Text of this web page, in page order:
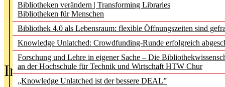
Bibliotheken verändern | Transforming Libraries
Bibliotheken für Menschen
Bibliothek 4.0 als Lebensraum: flexible Öffnungszeiten sind
Knowledge Unlatched: Crowdfunding-Runde erfolgreich
Forschung und Lehre in eigener Sache – Die
an der Hochschule für Technik und Wirtschaft HTW Chur
„Knowledge Unlatched ist der bessere DEAL”
In der Ausgabe05/2026(Juni/Juli